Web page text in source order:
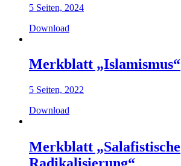
5 Seiten, 2024
Download
Merkblatt „Islamismus“
5 Seiten, 2022
Download
Merkblatt „Salafistische